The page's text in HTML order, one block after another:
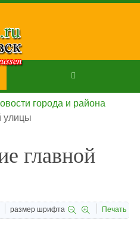
города и района
улицы
главной
размер шрифта Печать